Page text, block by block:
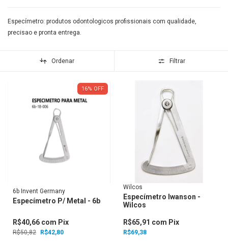
Especímetro: produtos odontologicos profissionais com qualidade,
precisao e pronta entrega.
Ordenar Filtrar
16% OFF
6b Invent Germany
Especímetro P/ Metal - 6b
R$50,82 R$42,80
R$40,66 com Pix
Wilcos
Especímetro Iwanson -
Wilcos
R$69,38
R$65,91 com Pix